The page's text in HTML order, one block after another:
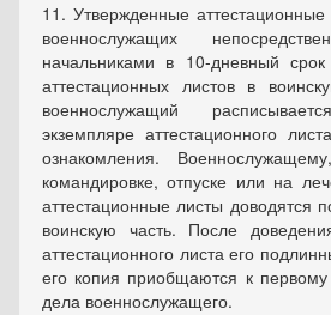
11. Утвержденные
военнослужащих
начальниками в 10-дневный
аттестационных листов в
военнослужащий
экземпляре аттестационного
ознакомления.
командировке, отпуске или на
аттестационные листы доводятся
воинскую часть. После
аттестационного листа его
его копия приобщаются к первому
дела военнослужащего.